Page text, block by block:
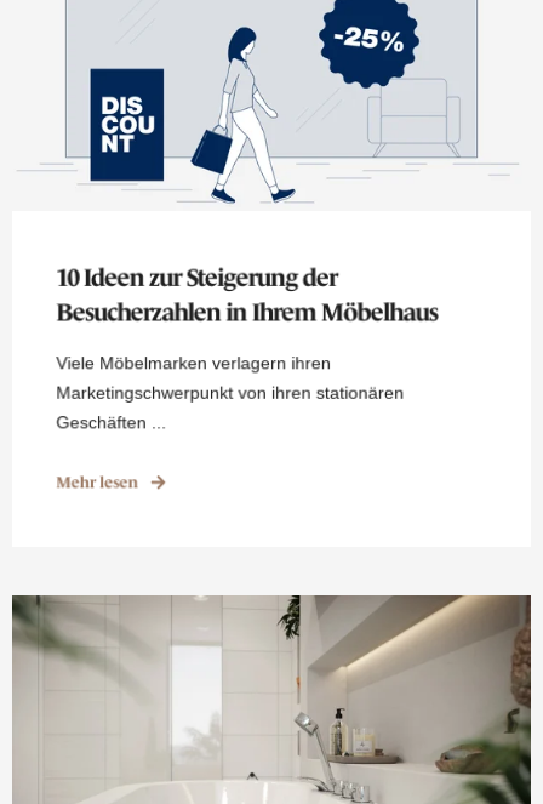
10 Ideen zur Steigerung der
Besucherzahlen in Ihrem Möbelhaus
Viele Möbelmarken verlagern ihren
Marketingschwerpunkt von ihren stationären
Geschäften ...
Mehr lesen